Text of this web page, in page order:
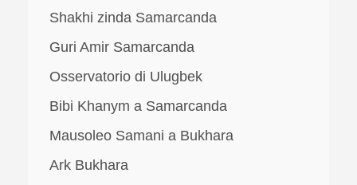
Shakhi zinda Samarcanda
Guri Amir Samarcanda
Osservatorio di Ulugbek
Bibi Khanym a Samarcanda
Mausoleo Samani a Bukhara
Ark Bukhara